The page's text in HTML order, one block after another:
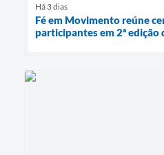
Há 3 dias
Fé em Movimento reúne
participantes em 2ª edição